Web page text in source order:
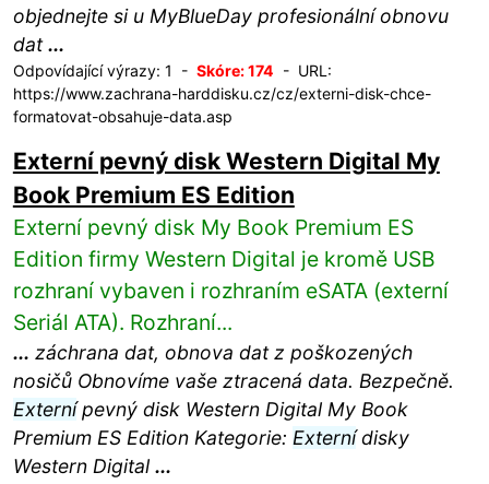
objednejte si u MyBlueDay profesionální obnovu
dat...
Odpovídající výrazy: 1 - Skóre: 174 - URL:
https://www.zachrana-harddisku.cz/cz/externi-disk-chce-
formatovat-obsahuje-data.asp
Externí pevný disk Western Digital My
Book Premium ES Edition
Externí pevný disk My Book Premium ES
Edition firmy Western Digital je kromě USB
rozhraní vybaven i rozhraním eSATA (externí
Seriál ATA). Rozhraní...
... záchrana dat, obnova dat z poškozených
nosičů Obnovíme vaše ztracená data. Bezpečně.
Externípevný disk Western Digital My Book
Premium ES Edition Kategorie: Externídisky
Western Digital ...